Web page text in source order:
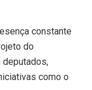
constante
do
deputados,
como o